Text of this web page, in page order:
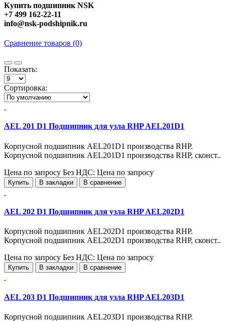
Купить подшипник NSK
+7 499 162-22-11
info@nsk-podshipnik.ru
Сравнение товаров (0)
Показать:
Сортировка:
AEL 201 D1 Подшипник для узла RHP AEL201D1
Корпусной подшипник AEL201D1 производства RHP.
Корпусной подшипник AEL201D1 производства RHP, сконст..
Цена по запросу Без НДС: Цена по запросу
Купить В закладки В сравнение
AEL 202 D1 Подшипник для узла RHP AEL202D1
Корпусной подшипник AEL202D1 производства RHP.
Корпусной подшипник AEL202D1 производства RHP, сконст..
Цена по запросу Без НДС: Цена по запросу
Купить В закладки В сравнение
AEL 203 D1 Подшипник для узла RHP AEL203D1
Корпусной подшипник AEL203D1 производства RHP.